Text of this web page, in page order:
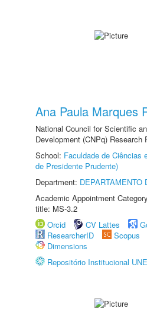
Ana Paula Marques
National Council for Scientific
Development (CNPq) Research
School: Faculdade de Ciências
de Presidente Prudente)
Department: DEPARTAMENTO
Academic Appointment
title: MS-3.2
Orcid
CV Lattes
ResearcherID
Scopus
Dimensions
Repositório Institucional